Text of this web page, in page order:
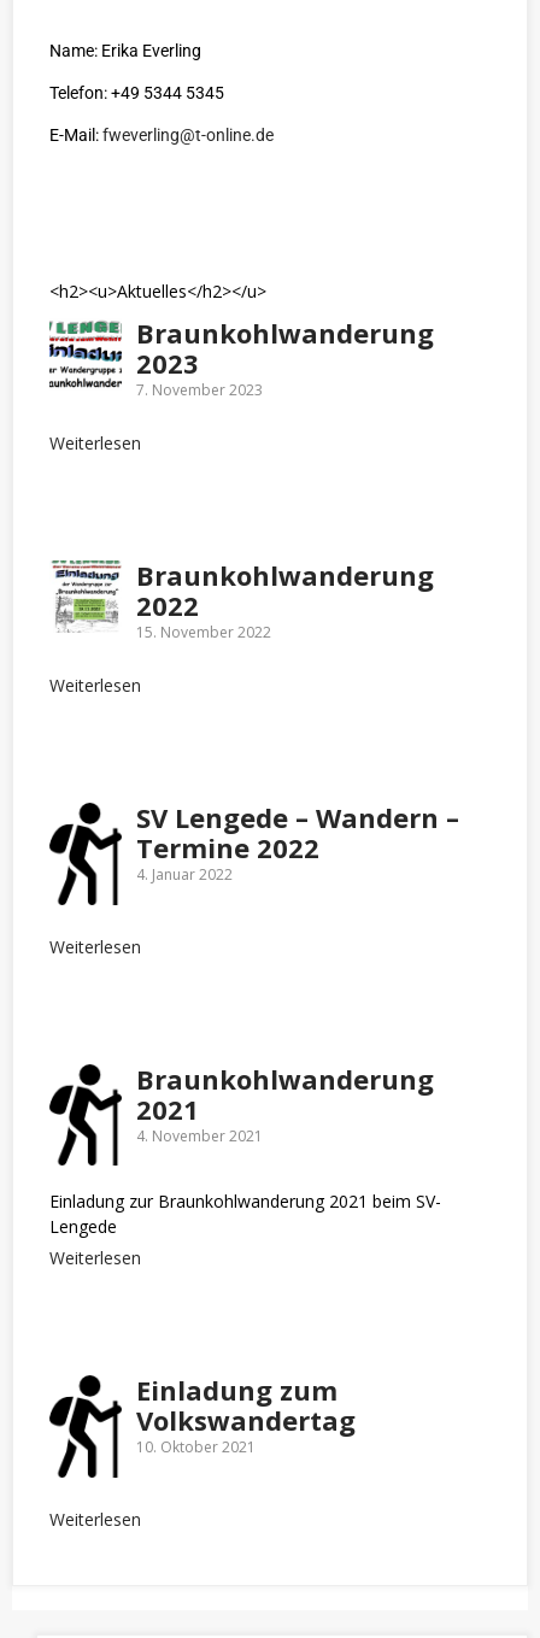
Name: Erika Everling
Telefon: +49 5344 5345
E-Mail:fweverling@t-online.de
<h2><u>Aktuelles</h2></u>
Braunkohlwanderung
2023
7. November 2023
Weiterlesen
Braunkohlwanderung
2022
15. November 2022
Weiterlesen
SV Lengede – Wandern –
Termine 2022
4. Januar 2022
Weiterlesen
Braunkohlwanderung
2021
4. November 2021
Einladung zur Braunkohlwanderung 2021 beim SV-
Lengede
Weiterlesen
Einladung zum
Volkswandertag
10. Oktober 2021
Weiterlesen